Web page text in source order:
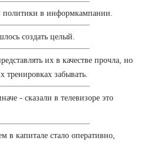
политики в информкампании.
создать целый.
их в качестве прочла, но
тренировках забывать.
- сказали в телевизоре это
в капитале стало оперативно,